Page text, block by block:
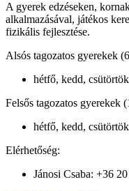
A gyerek edzéseken,
alkalmazásával, játékos
fizikális fejlesztése.
Alsós tagozatos gyerekek
hétfő, kedd,
Felsős tagozatos gyerekek
hétfő, kedd,
Elérhetőség:
Jánosi Csaba: +36